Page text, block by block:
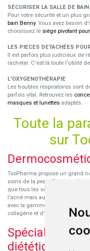
SÉCURISER LA SALLE DE
Pour votre sécurité et un plus
bain Benny. Vous avez besoin
choisissez le siège pivotant
LES PIECES DETACHÉES
Il est parfois plus judicieux de
racheter. C'est là toute l'utilité
L'OXYGENOTHÉRAPIE
Les troubles respiratoires sont
parfois vital. Retrouvez les
masques et lunettes adaptés.
Toute la
sur
TooPharma propose un grand
soins de la peau. Retrouvez les
que tous les soins pour peaux
l'acné mais aussi des
avec la gamme anti-âge pour
collagène et d'acide
Spécialisation
diététique